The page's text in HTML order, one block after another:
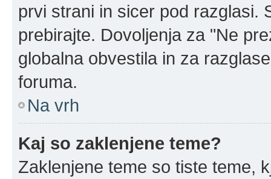
prvi strani in sicer pod razglasi.
prebirajte. Dovoljenja za "Ne
globalna obvestila in za
foruma.
Na vrh
Kaj so zaklenjene teme?
Zaklenjene teme so tiste teme,